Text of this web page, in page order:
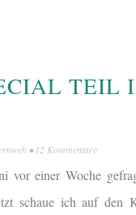
TEIL
• 12 Kommentare
vor einer Woche
schaue ich auf den